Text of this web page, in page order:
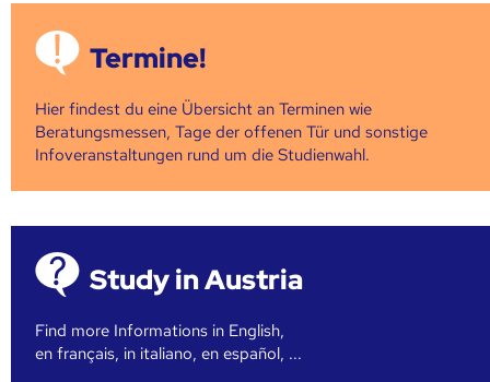
Termine!
Hier findest du eine Übersicht an Terminen wie
Beratungsmessen, Tage der offenen Tür und sonstige
Infoveranstaltungen rund um die Studienwahl.
Study in Austria
Find more Informations in English,
en français, in italiano, en español, ...